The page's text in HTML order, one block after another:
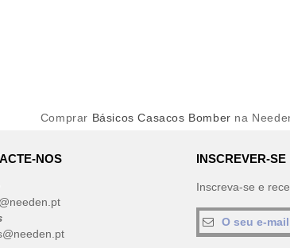
Comprar Básicos Casacos Bomber na
NOS INSCREVER-SE
Inscreva-se e